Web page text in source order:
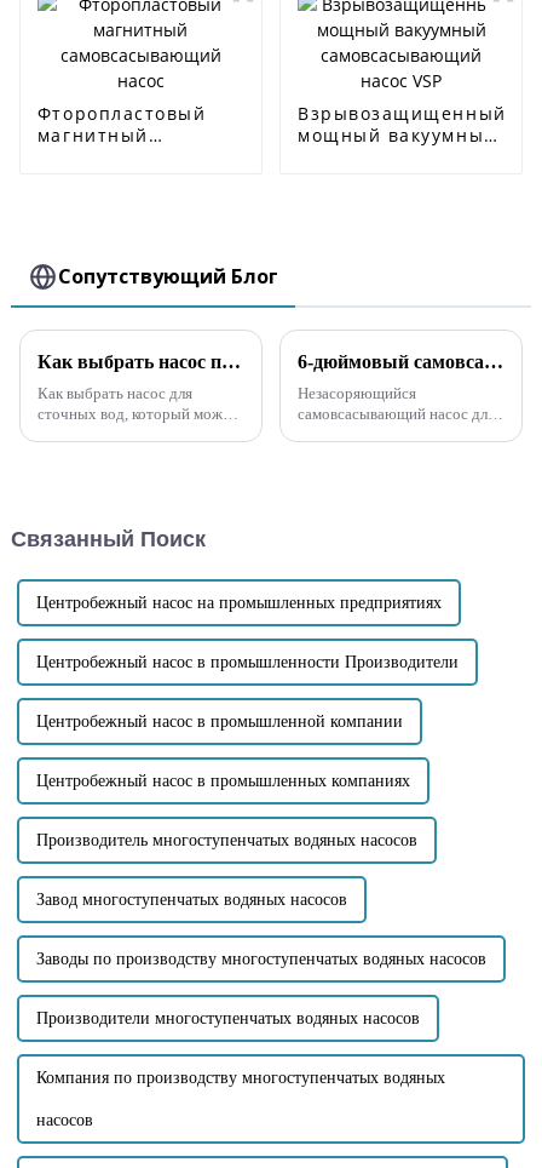
Фторопластовый
магнитный
Взрывозащищенный
мощный вакуумный
Сопутствующий Блог
Как выбрать насос при большом количестве примесей
Как выбрать насос для
сточных вод, который может
крупными твердыми
примесями...
6-дюймовый самовсасывающий насос для сточных вод отправлен в Северную Америку
Незасоряющийся
самовсасывающий насос для
устройств высота всасывания
может достигать...
Связанный Поиск
Центробежный насос на промышленных предприятиях
Центробежный насос в промышленности Производители
Центробежный насос в промышленной компании
Центробежный насос в промышленных компаниях
Производитель многоступенчатых водяных насосов
Завод многоступенчатых водяных насосов
Заводы по производству многоступенчатых водяных насосов
Производители многоступенчатых водяных насосов
Компания по производству многоступенчатых водяных
насосов